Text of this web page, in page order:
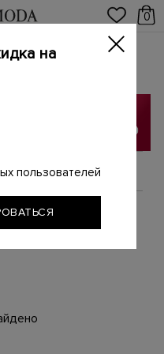
0
СОРТИРОВАТЬ
на
пользователей